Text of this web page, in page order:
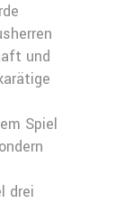
und
Spiel
drei